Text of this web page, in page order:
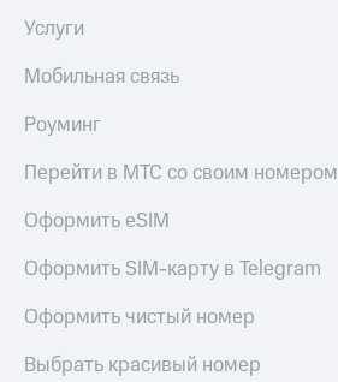
Услуги
Мобильная связь
Роуминг
Перейти в МТС со своим номером
Оформить eSIM
Оформить SIM-карту в Telegram
Оформить чистый номер
Выбрать красивый номер